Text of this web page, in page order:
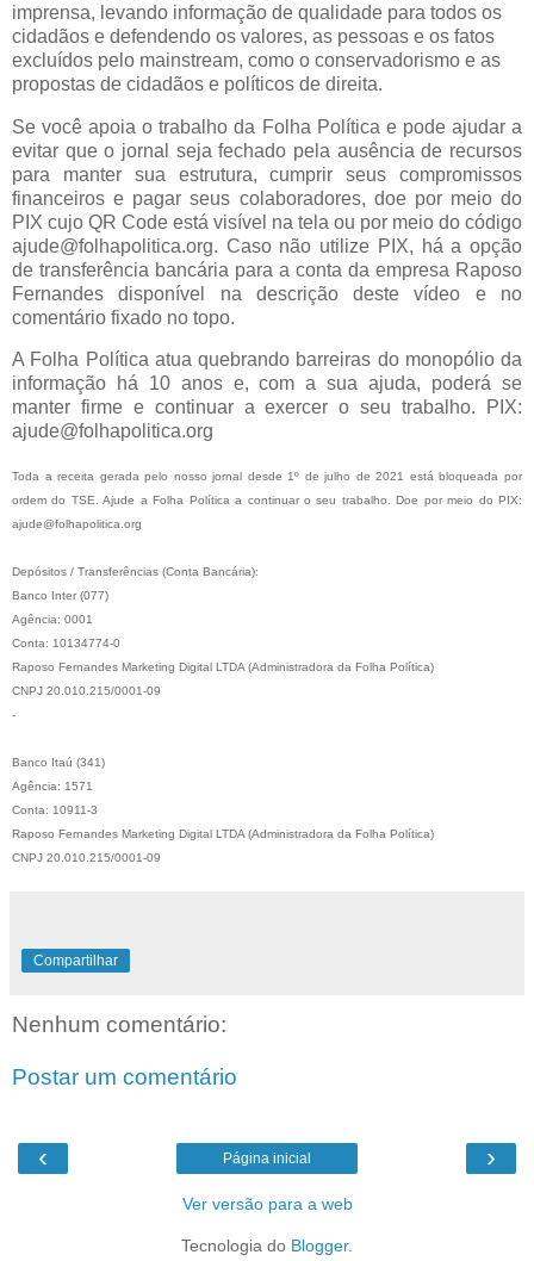
imprensa, levando informação de qualidade para todos os
cidadãos e defendendo os valores, as pessoas e os fatos
excluídos pelo mainstream, como o conservadorismo e as
propostas de cidadãos e políticos de direita.
Se você apoia o trabalho da Folha Política e pode ajudar a
evitar que o jornal seja fechado pela ausência de recursos
para manter sua estrutura, cumprir seus compromissos
financeiros e pagar seus colaboradores, doe por meio do
PIX cujo QR Code está visível na tela ou por meio do código
ajude@folhapolitica.org. Caso não utilize PIX, há a opção
de transferência bancária para a conta da empresa Raposo
Fernandes disponível na descrição deste vídeo e no
comentário fixado no topo.
A Folha Política atua quebrando barreiras do monopólio da
informação há 10 anos e, com a sua ajuda, poderá se
manter firme e continuar a exercer o seu trabalho. PIX:
ajude@folhapolitica.org
Toda a receita gerada pelo nosso jornal desde 1º de julho de 2021 está bloqueada por
ordem do TSE. Ajude a Folha Política a continuar o seu trabalho. Doe por meio do PIX:
ajude@folhapolitica.org
Depósitos / Transferências (Conta Bancária):
Banco Inter (077)
Agência: 0001
Conta: 10134774-0
Raposo Fernandes Marketing Digital LTDA (Administradora da Folha Política)
CNPJ 20.010.215/0001-09
-
Banco Itaú (341)
Agência: 1571
Conta: 10911-3
Raposo Fernandes Marketing Digital LTDA (Administradora da Folha Política)
CNPJ 20.010.215/0001-09
Compartilhar
Nenhum comentário:
Postar um comentário
‹ ›
Página inicial
Ver versão para a web
Tecnologia do Blogger.